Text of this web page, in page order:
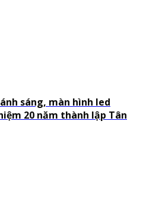
sáng, màn hình led
20 năm thành lập Tân